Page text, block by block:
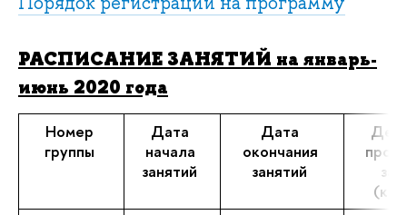
РАСПИСАНИЕ ЗАНЯТИЙ на январь-
июнь 2020 года
Номер
группы
Дата
начала
занятий
Дата
окончания
занятий